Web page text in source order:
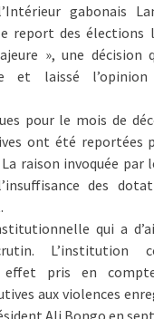
gabonais
report des élections
», une
et laissé
pour le mois de
ont été reportées
raison invoquée par
des
qui a
L’institution
pris en compte
aux violences
Ali Bongo en